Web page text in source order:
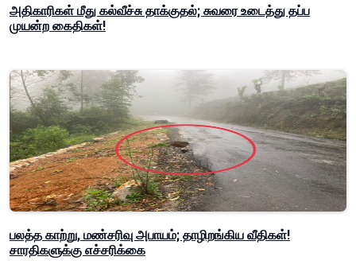
அதிகாரிகள் மீது கல்வீச்சு தாக்குதல்; சுவரை உடைத்து தப்ப
முயன்ற கைதிகள்!
பலத்த காற்று, மண்சரிவு அபாயம்; தாழிறங்கிய வீதிகள்!
சாரதிகளுக்கு எச்சரிக்கை